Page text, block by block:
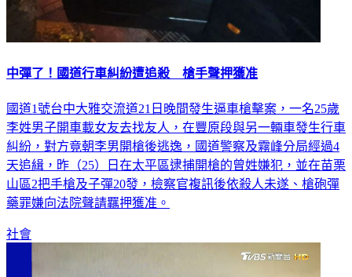
中彈了！國道行車糾紛遭追殺 槍手聲押獲准
國道1號台中大雅交流道21日晚間發生逼車槍擊案，一名25歲
李姓男子開車載女友去找友人，在豐原段與另一輛車發生行車
糾紛，對方竟朝李男開槍後逃逸，國道警察及霧峰分局經過4
天追緝，昨（25）日在太平區逮捕開槍的曾姓嫌犯，並在苗栗
山區2把手槍及子彈20發，檢察官複訊後依殺人未遂、槍砲彈
藥罪嫌向法院聲請羈押獲准。
社會